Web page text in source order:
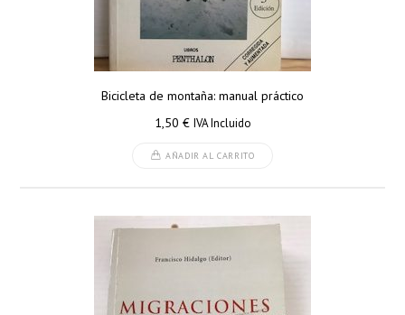
Bicicleta de montaña: manual práctico
1,50 € IVA Incluido
AÑADIR AL CARRITO